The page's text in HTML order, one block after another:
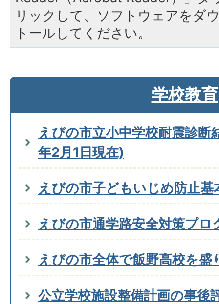
リックして、ソフトウェアをダ
トールしてください。
学校教育
えびの市立小中学校耐震診
年2月1日現在)
えびの市子どもいじめ防止基
えびの市通学路安全対策プロ
えびの市全体で飯野高校を盛
公立学校施設整備計画の事後